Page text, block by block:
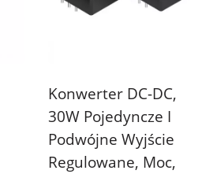
Konwerter DC-DC,
30W Pojedyncze I
Podwójne Wyjście
Regulowane, Moc,